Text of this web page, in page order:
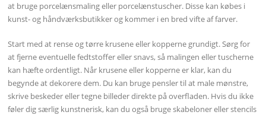
at bruge porcelænsmaling eller porcelænstuscher. Disse kan købes i
kunst- og håndværksbutikker og kommer i en bred vifte af farver.
Start med at rense og tørre krusene eller kopperne grundigt. Sørg for
at fjerne eventuelle fedtstoffer eller snavs, så malingen eller tuscherne
kan hæfte ordentligt. Når krusene eller kopperne er klar, kan du
begynde at dekorere dem. Du kan bruge pensler til at male mønstre,
skrive beskeder eller tegne billeder direkte på overfladen. Hvis du ikke
føler dig særlig kunstnerisk, kan du også bruge skabeloner eller stencils